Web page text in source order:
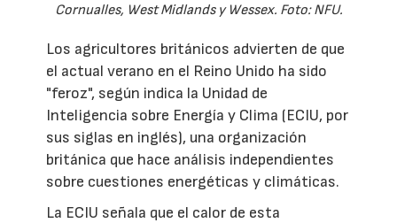
Cornualles, West Midlands y Wessex. Foto: NFU.
Los agricultores británicos advierten de que
el actual verano en el Reino Unido ha sido
"feroz", según indica la Unidad de
Inteligencia sobre Energía y Clima (ECIU, por
sus siglas en inglés), una organización
británica que hace análisis independientes
sobre cuestiones energéticas y climáticas.
La ECIU señala que el calor de esta